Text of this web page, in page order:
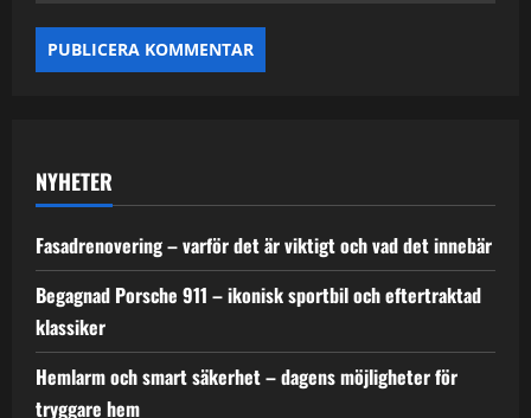
NYHETER
Fasadrenovering – varför det är viktigt och vad det innebär
Begagnad Porsche 911 – ikonisk sportbil och eftertraktad
klassiker
Hemlarm och smart säkerhet – dagens möjligheter för
tryggare hem